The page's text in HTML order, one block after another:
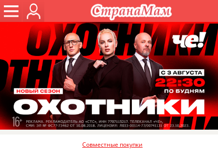
Совместные покупки